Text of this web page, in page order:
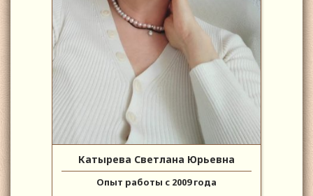
Катырева Светлана Юрьевна
Опыт работы с 2009 года